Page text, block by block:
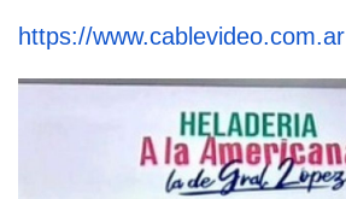
https://www.cablevideo.com.ar